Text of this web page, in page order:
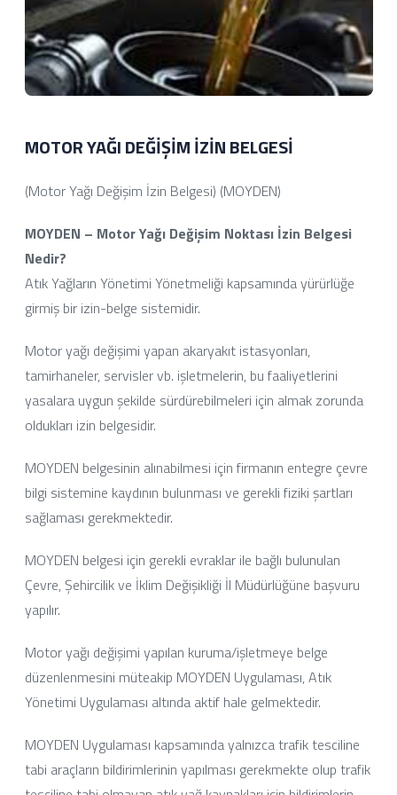
MOTOR YAĞI DEĞİŞİM İZİN BELGESİ
(Motor Yağı Değişim İzin Belgesi) (MOYDEN)
MOYDEN – Motor Yağı Değişim Noktası İzin Belgesi
Nedir?
Atık Yağların Yönetimi Yönetmeliği kapsamında yürürlüğe
girmiş bir izin-belge sistemidir.
Motor yağı değişimi yapan akaryakıt istasyonları,
tamirhaneler, servisler vb. işletmelerin, bu faaliyetlerini
yasalara uygun şekilde sürdürebilmeleri için almak zorunda
oldukları izin belgesidir.
MOYDEN belgesinin alınabilmesi için firmanın entegre çevre
bilgi sistemine kaydının bulunması ve gerekli fiziki şartları
sağlaması gerekmektedir.
MOYDEN belgesi için gerekli evraklar ile bağlı bulunulan
Çevre, Şehircilik ve İklim Değişikliği İl Müdürlüğüne başvuru
yapılır.
Motor yağı değişimi yapılan kuruma/işletmeye belge
düzenlenmesini müteakip MOYDEN Uygulaması, Atık
Yönetimi Uygulaması altında aktif hale gelmektedir.
MOYDEN Uygulaması kapsamında yalnızca trafik tesciline
tabi araçların bildirimlerinin yapılması gerekmekte olup trafik